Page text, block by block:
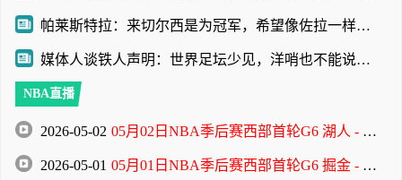
帕莱斯特拉：来切尔西是为冠军，希望像佐拉一样成为蓝军传奇
媒体人谈铁人声明：世界足坛少见，洋哨也不能说判罚就没问题
NBA直播
2026-05-02 05月02日NBA季后赛西部首轮G6 湖人 - 火箭 全场录像
2026-05-01 05月01日NBA季后赛西部首轮G6 掘金 - 森林狼 全场录像